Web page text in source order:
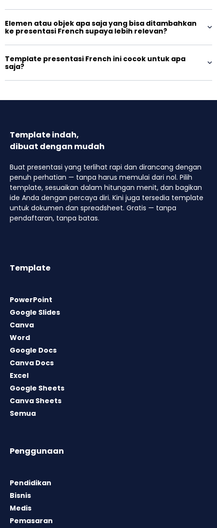
Elemen atau objek apa saja yang bisa ditambahkan
ke presentasi French supaya lebih relevan?
Template presentasi French ini cocok untuk apa
saja?
Template indah,
dibuat dengan mudah
Buat presentasi yang terlihat rapi dan dirancang dengan
penuh perhatian — tanpa harus memulai dari nol. Pilih
template, sesuaikan dalam hitungan menit, dan bagikan
ide Anda dengan percaya diri. Kini juga tersedia template
untuk dokumen dan spreadsheet. Gratis — tanpa
pendaftaran, tanpa batas.
Template
PowerPoint
Google Slides
Canva
Word
Google Docs
Canva Docs
Excel
Google Sheets
Canva Sheets
Semua
Penggunaan
Pendidikan
Bisnis
Medis
Pemasaran